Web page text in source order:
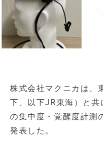
株式会社マクニカは、
下、以下JR東海）と
の集中度・覚醒度計測
発表した。